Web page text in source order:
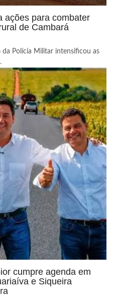
ações para combater
de Cambará
Polícia Militar intensificou as
cumpre agenda em
e Siqueira